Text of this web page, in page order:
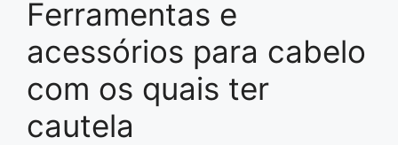
Ferramentas e
acessórios para cabelo
com os quais ter
cautela